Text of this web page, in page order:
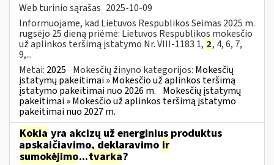
Web turinio sąrašas 2025-10-09
Informuojame, kad Lietuvos Respublikos Seimas 2025 m.
rugsėjo 25 dieną priėmė: Lietuvos Respublikos mokesčio
už aplinkos teršimą įstatymo Nr. VIII-1183 1, 2, 4, 6, 7,
9,...
Metai: 2025 Mokesčių žinyno kategorijos: Mokesčių
įstatymų pakeitimai » Mokesčio už aplinkos teršimą
įstatymo pakeitimai nuo 2026 m. Mokesčių įstatymų
pakeitimai » Mokesčio už aplinkos teršimą įstatymo
pakeitimai nuo 2027 m.
Kokia yra akcizų už energinius produktus
apskaičiavimo, deklaravimo ir
sumokėjimo...tvarka?